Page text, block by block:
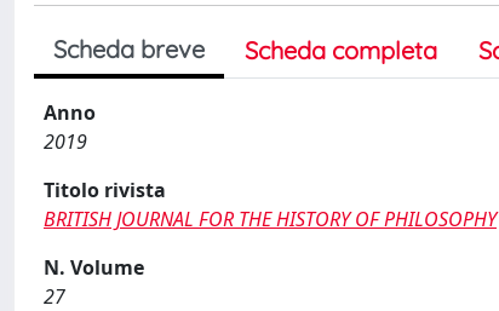
Scheda breve Scheda completa
Anno
2019
Titolo rivista
BRITISH JOURNAL FOR THE HISTORY OF PHILOSOPHY
N. Volume
27